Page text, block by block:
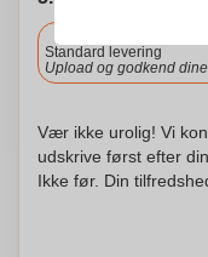
Standard levering
Upload og godkend
Vær ikke urolig! Vi
udskrive først efter
Ikke før. Din